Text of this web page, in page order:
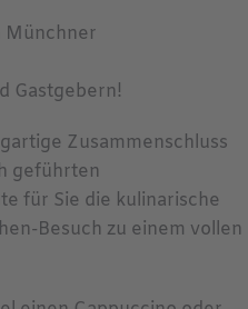
Münchner
Gastgebern!
Zusammenschluss
geführten
für Sie die kulinarische
Besuch zu einem vollen